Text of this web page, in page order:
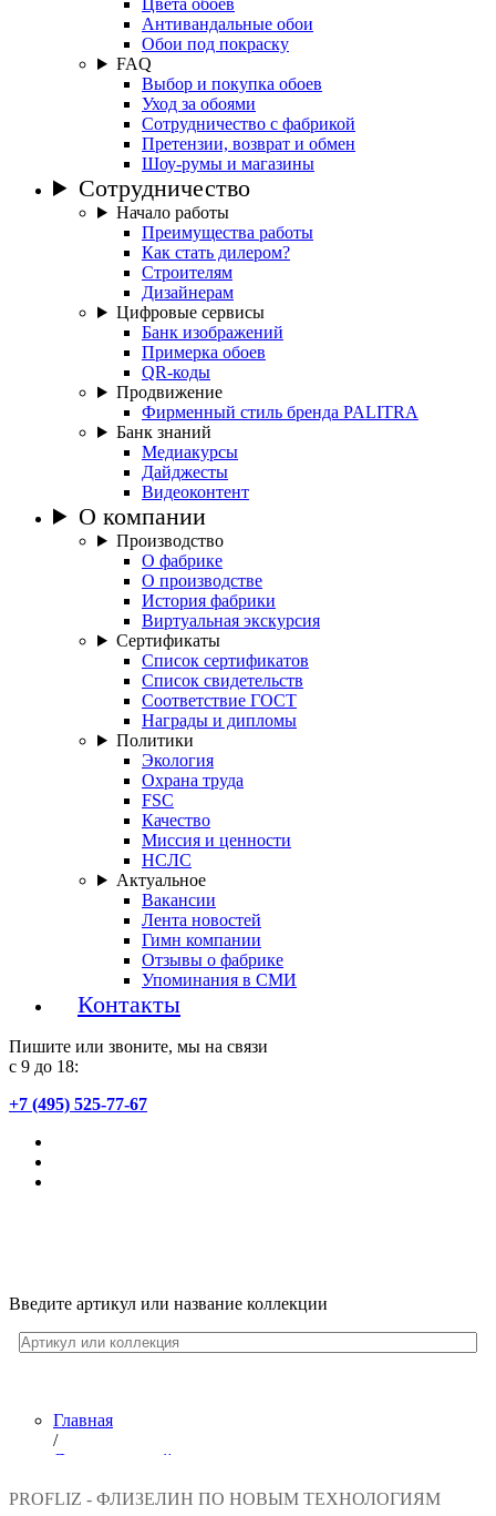
Цвета обоев
Антивандальные обои
Обои под покраску
FAQ
Выбор и покупка обоев
Уход за обоями
Сотрудничество с фабрикой
Претензии, возврат и обмен
Шоу-румы и магазины
Сотрудничество
Начало работы
Преимущества работы
Как стать дилером?
Строителям
Дизайнерам
Цифровые сервисы
Банк изображений
Примерка обоев
QR-коды
Продвижение
Фирменный стиль бренда PALITRA
Банк знаний
Медиакурсы
Дайджесты
Видеоконтент
О компании
Производство
О фабрике
О производстве
История фабрики
Виртуальная экскурсия
Сертификаты
Список сертификатов
Список свидетельств
Соответствие ГОСТ
Награды и дипломы
Политики
Экология
Охрана труда
FSC
Качество
Миссия и ценности
НСЛС
Актуальное
Вакансии
Лента новостей
Гимн компании
Отзывы о фабрике
Упоминания в СМИ
Контакты
Пишите или звоните, мы на связи
с 9 до 18:
+7 (495) 525-77-67
Введите артикул или название коллекции
Главная
/
Лента новостей
Малярный флизелин ProFliz
PROFLIZ - ФЛИЗЕЛИН ПО НОВЫМ ТЕХНОЛОГИЯМ